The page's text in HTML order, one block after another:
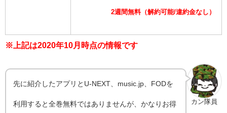
2週間無料（解約可能/違約金なし）
※上記は2020年10月時点の情報です
カン隊員
先に紹介したアプリとU-NEXT、music.jp、FODを
利用すると全巻無料ではありませんが、かなりお得